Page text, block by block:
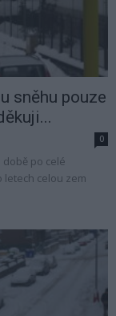
sněhu pouze
0
době po celé
celou zem